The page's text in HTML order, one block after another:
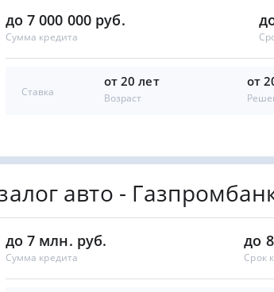
до 7 000 000 руб.
Сумма кредита
Ставка
от 20 лет
Возраст
от
авто -
до 7 млн. руб.
Сумма кредита
до
Срок